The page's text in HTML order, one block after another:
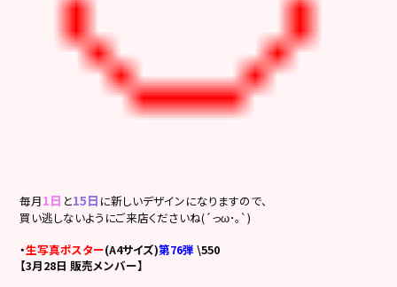
毎月1日 と15日 に新しいデザインになりますので、
買い逃しないようにご来店くださいね(´っω･｡`)
・生写真ポスター(A4サイズ)第76弾\550
【3月28日 販売メンバー】